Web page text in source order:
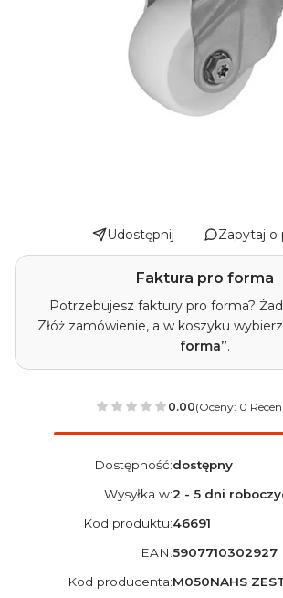
Udostępnij Zapytaj o
Faktura pro forma
Potrzebujesz faktury pro forma?
Złóż zamówienie, a w koszyku wybierz
forma”.
0.00(Oceny: 0
Dostępność:dostępny
Wysyłka w:2 - 5 dni
Kod produktu:46691
EAN:5907710302927
Kod producenta:M050NAHS